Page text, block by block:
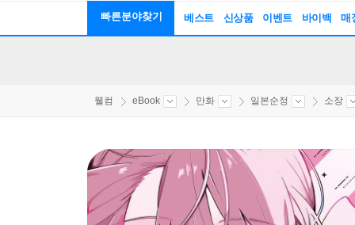
빠른분야찾기 베스트 신상품 이벤트 바이백 매
웰컴 eBook 만화 일본순정 소장